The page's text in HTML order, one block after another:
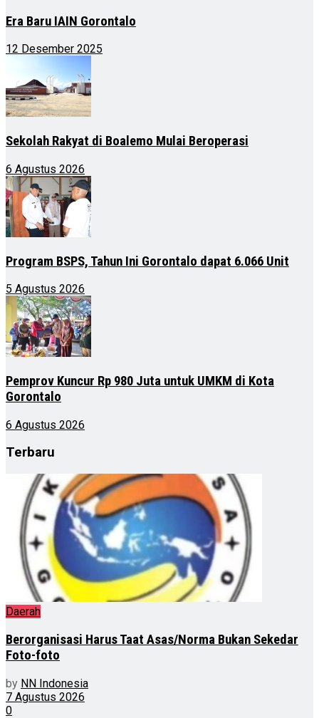
Era Baru IAIN Gorontalo
12 Desember 2025
Sekolah Rakyat di Boalemo Mulai Beroperasi
6 Agustus 2026
Program BSPS, Tahun Ini Gorontalo dapat 6.066 Unit
5 Agustus 2026
Pemprov Kuncur Rp 980 Juta untuk UMKM di Kota
Gorontalo
6 Agustus 2026
Terbaru
Daerah
Berorganisasi Harus Taat Asas/Norma Bukan Sekedar
Foto-foto
by NN Indonesia
7 Agustus 2026
0